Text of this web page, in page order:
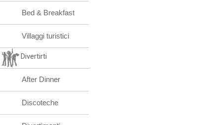
Bed & Breakfast
Villaggi turistici
Divertirti
After Dinner
Discoteche